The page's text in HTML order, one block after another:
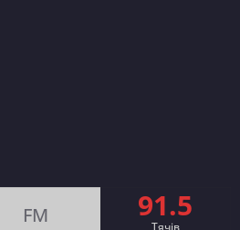
FM 91.5